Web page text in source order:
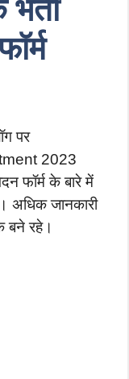
पर
2023
फॉर्म के बारे में
अधिक जानकारी
बने रहे।